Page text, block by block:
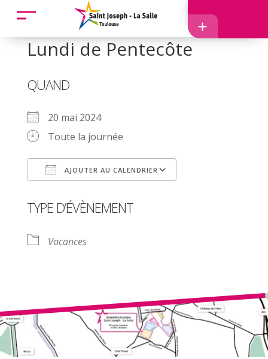
Accueil
Lundi de Pentecôte
QUAND
20 mai 2024
Toute la journée
AJOUTER AU CALENDRIER
TYPE D’ÉVÈNEMENT
Vacances